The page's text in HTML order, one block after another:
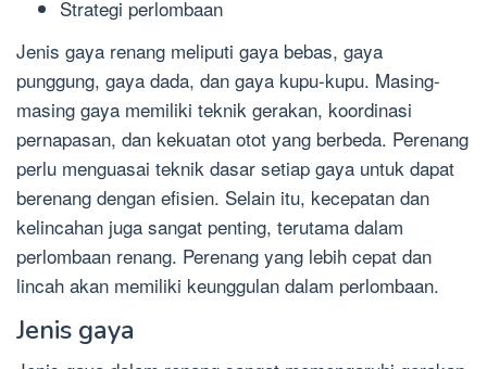
Strategi perlombaan
Jenis gaya renang meliputi gaya bebas, gaya
punggung, gaya dada, dan gaya kupu-kupu. Masing-
masing gaya memiliki teknik gerakan, koordinasi
pernapasan, dan kekuatan otot yang berbeda. Perenang
perlu menguasai teknik dasar setiap gaya untuk dapat
berenang dengan efisien. Selain itu, kecepatan dan
kelincahan juga sangat penting, terutama dalam
perlombaan renang. Perenang yang lebih cepat dan
lincah akan memiliki keunggulan dalam perlombaan.
Jenis gaya